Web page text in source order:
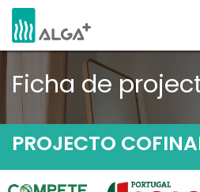
Pular para o conteúdo
Ficha de
PROJECTO